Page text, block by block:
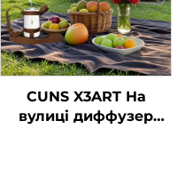
CUNS X3ART На
вулиці диффузер